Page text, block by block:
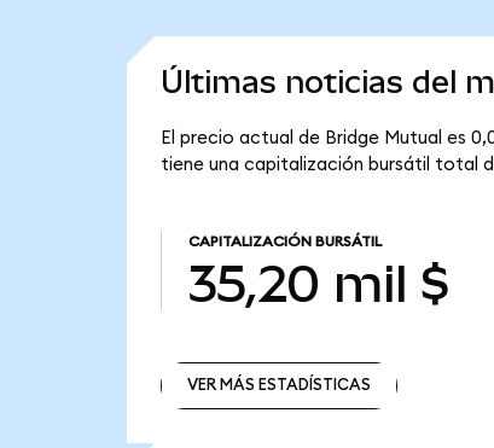
Últimas noticias del
El precio actual de Bridge Mutual es
tiene una capitalización bursátil total
CAPITALIZACIÓN BURSÁTIL
35,20 mil $
VER MÁS ESTADÍSTICAS